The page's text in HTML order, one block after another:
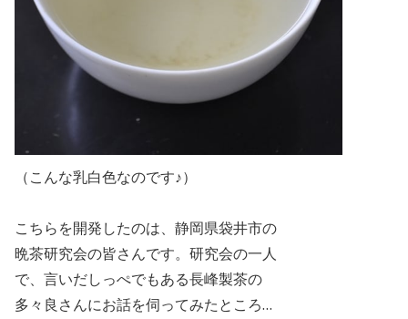
（こんな乳白色なのです♪）
こちらを開発したのは、静岡県袋井市の
晩茶研究会の皆さんです。研究会の一人
で、 言いだしっぺでもある長峰製茶の
多々良さんにお話を伺ってみたところ…